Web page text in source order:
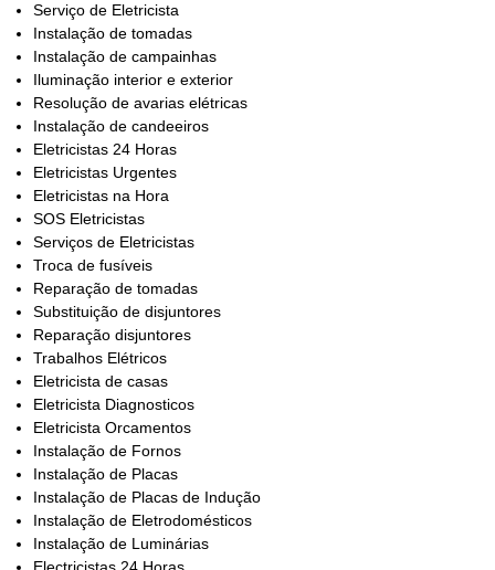
Serviço de Eletricista
Instalação de tomadas
Instalação de campainhas
Iluminação interior e exterior
Resolução de avarias elétricas
Instalação de candeeiros
Eletricistas 24 Horas
Eletricistas Urgentes
Eletricistas na Hora
SOS Eletricistas
Serviços de Eletricistas
Troca de fusíveis
Reparação de tomadas
Substituição de disjuntores
Reparação disjuntores
Trabalhos Elétricos
Eletricista de casas
Eletricista Diagnosticos
Eletricista Orcamentos
Instalação de Fornos
Instalação de Placas
Instalação de Placas de Indução
Instalação de Eletrodomésticos
Instalação de Luminárias